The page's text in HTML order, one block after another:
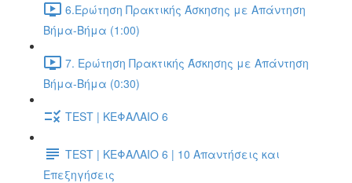
6.Ερώτηση Πρακτικής Άσκησης με Απάντηση
Βήμα-Βήμα (1:00)
7. Ερώτηση Πρακτικής Άσκησης με Απάντηση
Βήμα-Βήμα (0:30)
TEST | ΚΕΦΑΛΑΙΟ 6
TEST | ΚΕΦΑΛΑΙΟ 6 | 10 Απαντήσεις και
Επεξηγήσεις